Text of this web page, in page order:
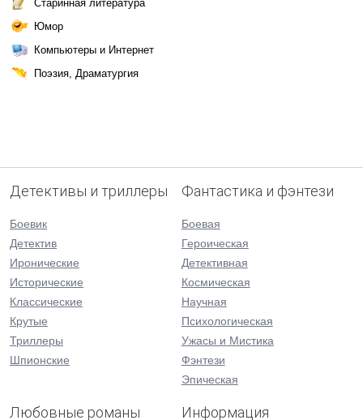
Старинная литература
Юмор
Компьютеры и Интернет
Поэзия, Драматургия
Детективы и триллеры
Боевик
Детектив
Иронические
Исторические
Классические
Крутые
Триллеры
Шпионские
Фантастика и фэнтези
Боевая
Героическая
Детективная
Космическая
Научная
Психологическая
Ужасы и Мистика
Фэнтези
Эпическая
Любовные романы Информация